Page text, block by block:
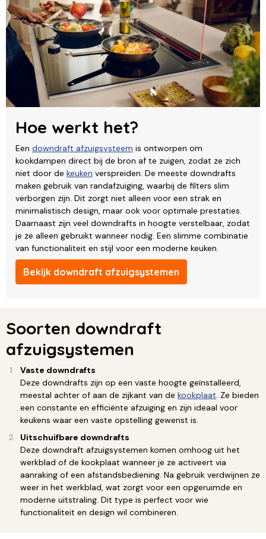
Hoe werkt het?
Een downdraft afzuigsysteem is ontworpen om
kookdampen direct bij de bron af te zuigen, zodat ze zich
niet door de keuken verspreiden. De meeste downdrafts
maken gebruik van randafzuiging, waarbij de filters slim
verborgen zijn. Dit zorgt niet alleen voor een strak en
minimalistisch design, maar ook voor optimale prestaties.
Daarnaast zijn veel downdrafts in hoogte verstelbaar, zodat
je ze alleen gebruikt wanneer nodig. Een slimme combinatie
van functionaliteit en stijl voor een moderne keuken.
Bekijk downdraft afzuigsystemen
Soorten downdraft
afzuigsystemen
Vaste downdrafts
Deze downdrafts zijn op een vaste hoogte geïnstalleerd,
meestal achter of aan de zijkant van de kookplaat. Ze bieden
een constante en efficiënte afzuiging en zijn ideaal voor
keukens waar een vaste opstelling gewenst is.
Uitschuifbare downdrafts
Deze downdraft afzuigsystemen komen omhoog uit het
werkblad of de kookplaat wanneer je ze activeert via
aanraking of een afstandsbediening. Na gebruik verdwijnen ze
weer in het werkblad, wat zorgt voor een opgeruimde en
moderne uitstraling. Dit type is perfect voor wie
functionaliteit en design wil combineren.